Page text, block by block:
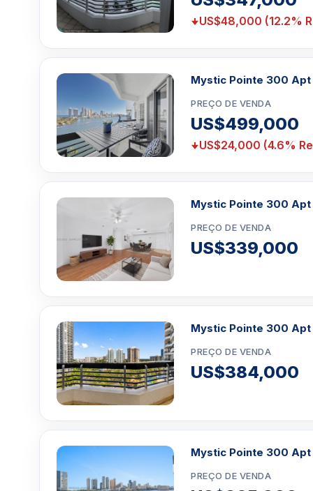
Miami +1 305 540 5744
Para Vendas ligar no telefone no Brasil SP
US$48,000 (12.2%
Mystic Pointe 300 Apt
PREÇO DE VENDA
US$499,000
US$24,000 (4.6%
Mystic Pointe 300 Apt
PREÇO DE VENDA
US$339,000
Mystic Pointe 300 Apt
PREÇO DE VENDA
US$384,000
Mystic Pointe 300 Apt
PREÇO DE VENDA